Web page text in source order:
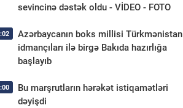
sevincinə dəstək oldu - VİDEO - FOTO
Azərbaycanın boks millisi Türkmənistan
idmançıları ilə birgə Bakıda hazırlığa
başlayıb
Bu marşrutların hərəkət istiqamətləri
dəyişdi